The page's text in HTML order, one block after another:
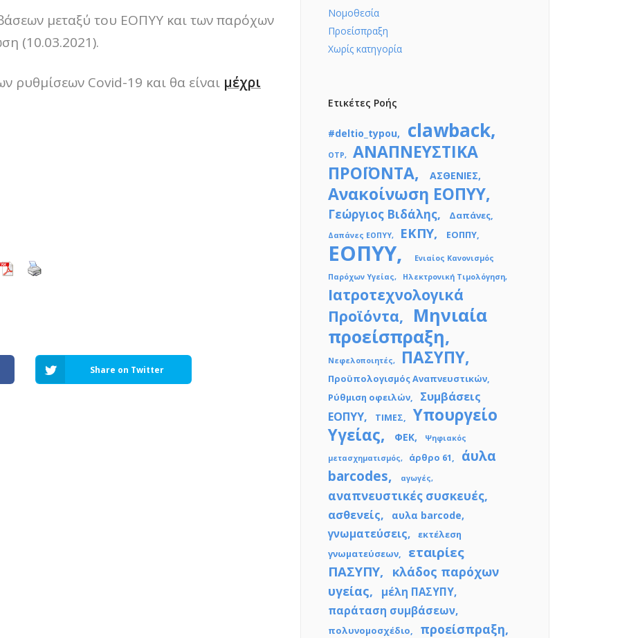
μεταξύ του ΕΟΠΥΥ και των παρόχων
(10.03.2021).
ρυθμίσεων Covid-19 και θα είναι μέχρι
Share on Twitter
Νομοθεσία
Προείσπραξη
Χωρίς κατηγορία
Ετικέτες Ροής
#deltio_typou clawback
OTP
ΑΝΑΠΝΕΥΣΤΙΚΑ
ΠΡΟΪΟΝΤΑ
ΑΣΘΕΝΙΕΣ
Ανακοίνωση ΕΟΠΥΥ
Γεώργιος Βιδάλης Δαπάνες
Δαπάνες ΕΟΠΥΥ ΕΚΠΥ ΕΟΠΠΥ
ΕΟΠΥΥ
Ενιαίος Κανονισμός
Παρόχων Υγείας
Ηλεκτρονική Τιμολόγηση
Ιατροτεχνολογικά
Προϊόντα
Μηνιαία
προείσπραξη
Νεφελοποιητές ΠΑΣΥΠΥ
Προϋπολογισμός Αναπνευστικών
Ρύθμιση οφειλών
Συμβάσεις
ΕΟΠΥΥ
ΤΙΜΕΣ
Υπουργείο
Υγείας
ΦΕΚ Ψηφιακός
μετασχηματισμός άρθρο 61
άυλα
barcodes
αγωγές
αναπνευστικές συσκευές
ασθενείς αυλα barcode
γνωματεύσεις
εκτέλεση
γνωματεύσεων
εταιρίες
ΠΑΣΥΠΥ
κλάδος παρόχων
υγείας
μέλη ΠΑΣΥΠΥ
παράταση συμβάσεων
πολυνομοσχέδιο προείσπραξη